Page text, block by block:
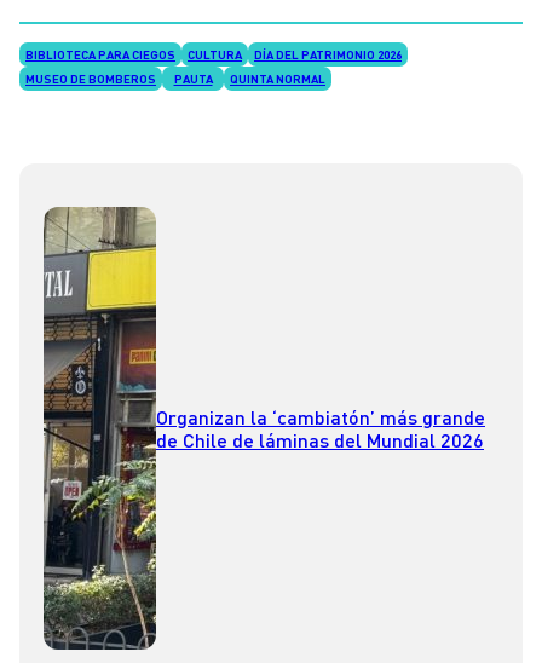
BIBLIOTECA PARA CIEGOS CULTURA
DÍA DEL PATRIMONIO 2026
MUSEO DE BOMBEROS
PAUTA QUINTA NORMAL
Organizan la ‘cambiatón’ más grande
de Chile de láminas del Mundial 2026